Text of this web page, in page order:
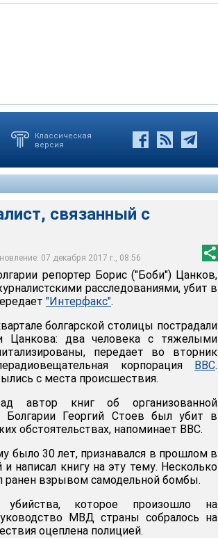
Классическая
версия
связанный с
07 декабря 2017 г., 08:56
Цанков, занимавшийся
Софии
оживленной улице болгарской
экстренное совещание. Территория
в Болгарии Георгий
напоминает BBC
репортер Борис ("Боби") Цанков,
расследованиями, убит в
"Интерфакс".
болгарской столицы пострадали
Цанкова: два человека с тяжелыми
передает во вторник
корпорация BBC.
с места происшествия.
автор книг об организованной
Болгарии Георгий Стоев был убит в
обстоятельствах, напоминает BBC.
было 30 лет, признавался в прошлом в
написал книгу на эту тему. Несколько
ранен взрывом самодельной бомбы.
убийства, которое произошло на
МВД страны собралось на
оцеплена полицией.